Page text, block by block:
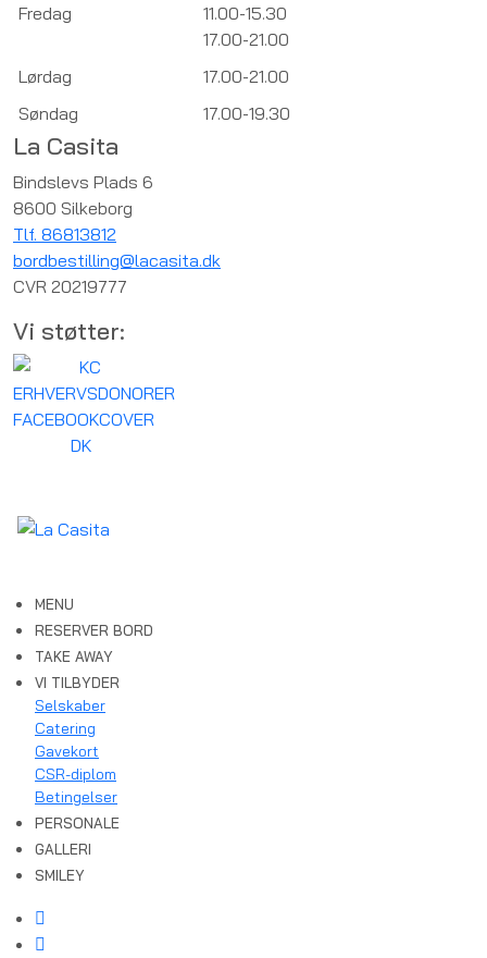
Fredag
11.00-15.30
17.00-21.00
Lørdag
17.00-21.00
Søndag
17.00-19.30
La Casita
Bindslevs Plads 6
8600 Silkeborg
Tlf. 86813812
bordbestilling@lacasita.dk
CVR 20219777
Vi støtter:
MENU
RESERVER BORD
TAKE AWAY
VI TILBYDER
Selskaber
Catering
Gavekort
CSR-diplom
Betingelser
PERSONALE
GALLERI
SMILEY